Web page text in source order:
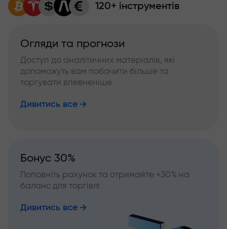
120+ інструментів
Огляди та прогнози
Доступ до аналітичних матеріалів, які
допоможуть вам побачити більше та
торгувати впевненіше
Дивитись все
Бонус 30%
Поповніть рахунок та отримайте +30% на
баланс для торгівлі
Дивитись все